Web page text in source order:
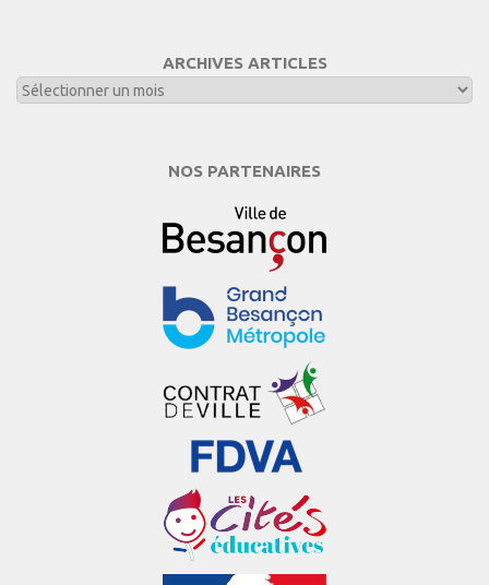
ARCHIVES ARTICLES
NOS PARTENAIRES